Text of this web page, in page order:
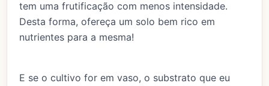
tem uma frutificação com menos intensidade.
Desta forma, ofereça um solo bem rico em
nutrientes para a mesma!
E se o cultivo for em vaso, o substrato que eu